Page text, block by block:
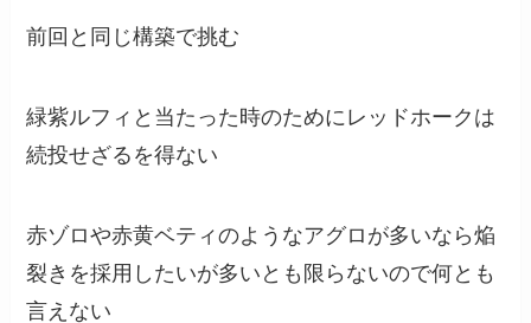
前回と同じ構築で挑む
緑紫ルフィと当たった時のためにレッドホークは
続投せざるを得ない
赤ゾロや赤黄ベティのようなアグロが多いなら焔
裂きを採用したいが多いとも限らないので何とも
言えない